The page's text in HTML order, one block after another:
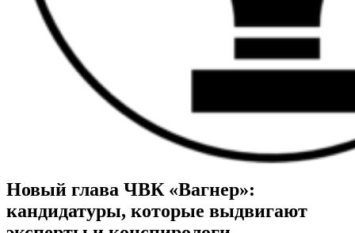
ВОЕННЫЕ СТРАНИЦЫ
СТАТЬИ ВОЕННОЙ ТЕМАТИКИ
Новый глава ЧВК «Вагнер»:
кандидатуры, которые выдвигают